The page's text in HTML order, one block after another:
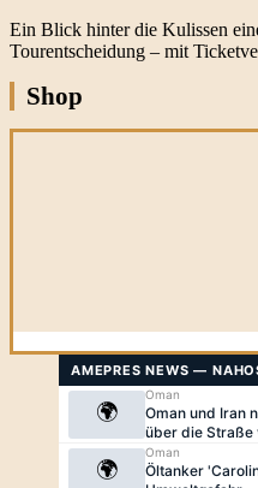
Ein Blick hinter die Kulissen
Tourentscheidung – mit
Shop